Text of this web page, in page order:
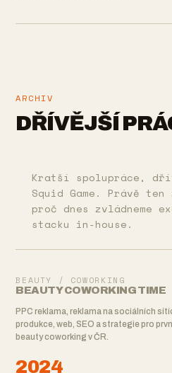
ARCHIV
DŘÍVĚJŠÍ
Kratší spolupráce,
Squid Game. Právě
proč dnes zvládneme
stacku in-house.
BEAUTY / COWORKING
BEAUTY COWORKING TIME
PPC reklama, reklama na sociálních
produkce, web, SEO a strategie pro
beauty coworking v ČR.
2024